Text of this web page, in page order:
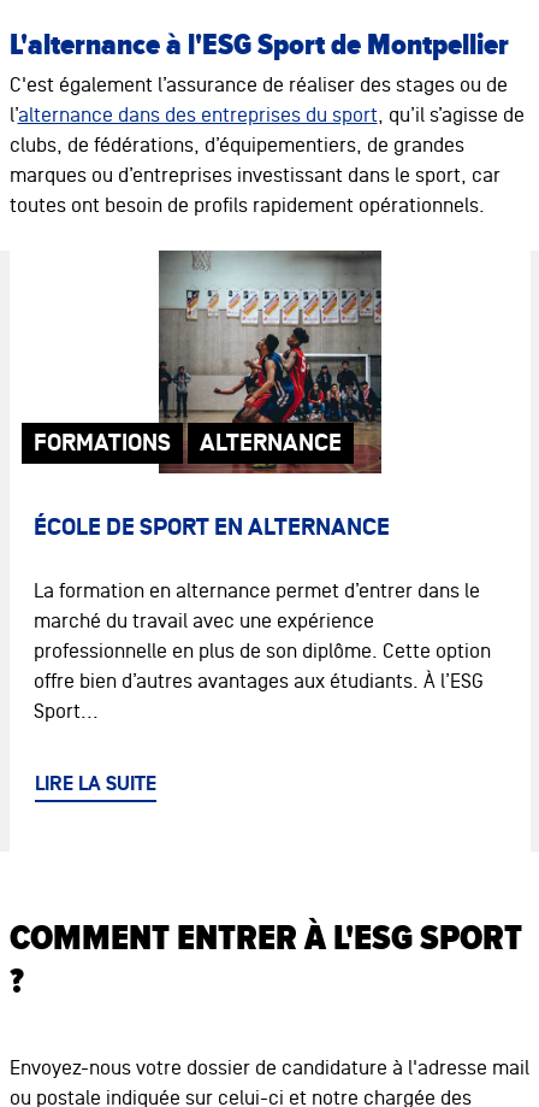
L'alternance à l'ESG Sport de Montpellier
C'est également l’assurance de réaliser des stages ou de
l’alternance dans des entreprises du sport, qu’il s’agisse de
clubs, de fédérations, d’équipementiers, de grandes
marques ou d’entreprises investissant dans le sport, car
toutes ont besoin de profils rapidement opérationnels.
FORMATIONS ALTERNANCE
ÉCOLE DE SPORT EN ALTERNANCE
La formation en alternance permet d’entrer dans le
marché du travail avec une expérience
professionnelle en plus de son diplôme. Cette option
offre bien d’autres avantages aux étudiants. À l’ESG
Sport...
LIRE LA SUITE
COMMENT ENTRER À L'ESG SPORT
?
Envoyez-nous votre dossier de candidature à l'adresse mail
ou postale indiquée sur celui-ci et notre chargée des